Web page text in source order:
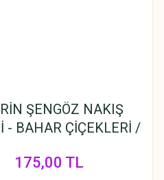
ŞENGÖZ NAKIŞ
- BAHAR ÇİÇEKLERİ /
175,00 TL